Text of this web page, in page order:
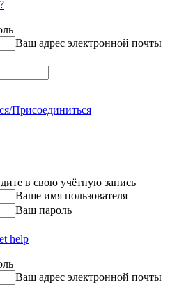
Ваш адрес электронной почты
Присоединиться
в свою учётную запись
Ваше имя пользователя
Ваш пароль
help
Ваш адрес электронной почты